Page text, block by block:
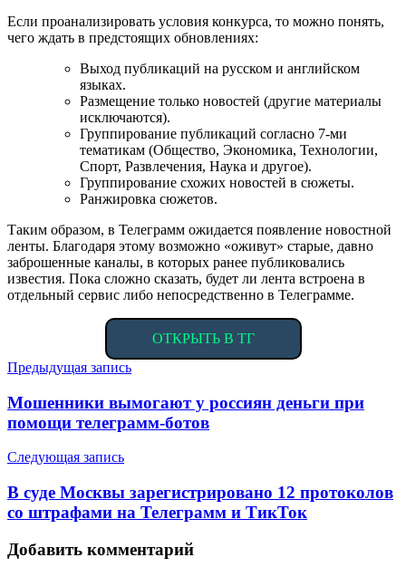
Если проанализировать условия конкурса, то можно понять,
чего ждать в предстоящих обновлениях:
Выход публикаций на русском и английском
языках.
Размещение только новостей (другие материалы
исключаются).
Группирование публикаций согласно 7-ми
тематикам (Общество, Экономика, Технологии,
Спорт, Развлечения, Наука и другое).
Группирование схожих новостей в сюжеты.
Ранжировка сюжетов.
Таким образом, в Телеграмм ожидается появление новостной
ленты. Благодаря этому возможно «оживут» старые, давно
заброшенные каналы, в которых ранее публиковались
известия. Пока сложно сказать, будет ли лента встроена в
отдельный сервис либо непосредственно в Телеграмме.
ОТКРЫТЬ В ТГ
Навигация
по
записям
Предыдущая запись
Мошенники вымогают у россиян деньги при
помощи телеграмм-ботов
Следующая запись
В суде Москвы зарегистрировано 12 протоколов
со штрафами на Телеграмм и ТикТок
Добавить комментарий